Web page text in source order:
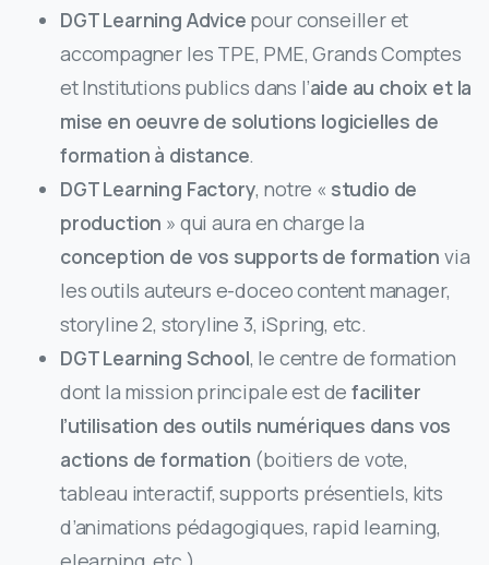
DGT Learning Advice pour conseiller et
accompagner les TPE, PME, Grands Comptes
et Institutions publics dans l’aide au choix et la
mise en oeuvre de solutions logicielles de
formation à distance.
DGT Learning Factory, notre « studio de
production » qui aura en charge la
conception de vos supports de formation via
les outils auteurs e-doceo content manager,
storyline 2, storyline 3, iSpring, etc.
DGT Learning School, le centre de formation
dont la mission principale est defaciliter
l’utilisation des outils numériques dans vos
actions de formation (boitiers de vote,
tableau interactif, supports présentiels, kits
d’animations pédagogiques, rapid learning,